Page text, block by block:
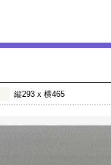
縦293 x 横465